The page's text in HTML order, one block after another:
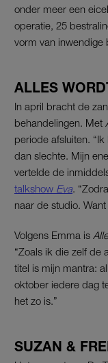
onder meer een
operatie, 25
vorm van inwendige
ALLES
In april bracht de
behandelingen. Met
periode afsluiten.
dan slechte. Mijn
vertelde de
talkshow Eva.
naar de studio.
Volgens Emma is
“Zoals ik die zelf de
titel is mijn mantra:
oktober iedere dag
het zo is.”
SUZAN &